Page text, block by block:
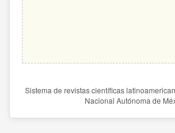
Sistema de revistas científicas
Nacional Autónoma de